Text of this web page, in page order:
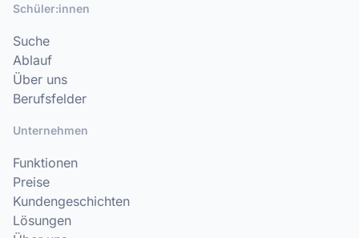
Schüler:innen
Suche
Ablauf
Über uns
Berufsfelder
Unternehmen
Funktionen
Preise
Kundengeschichten
Lösungen